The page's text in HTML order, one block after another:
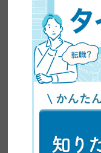
【超有益】平凡な
5ヶ月で60万円の
介が止まらない売